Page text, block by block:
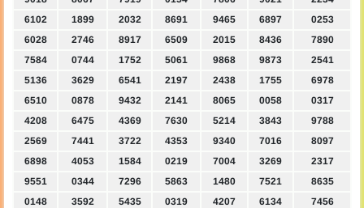
6102
1899 2032 8691 9465 6897
0253
6028
2746 8917 6509 2015 8436
7890
7584
0744 1752 5061 9868 9873
2541
5136
3629 6541 2197 2438 1755
6978
6510
0878 9432 2141 8065 0058
0317
4208
6475 4369 7630 5214 3843
9788
2569
7441 3722 4353 9340 7016
8097
6898
4053 1584 0219 7004 3269
2317
9551
0344 7296 5863 1480 7521
8635
0148
3592 5435 0319 4207 6134
7456